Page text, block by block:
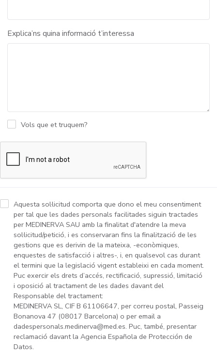
Explica’ns quina informació t’interessa
Vols que et truquem?
Aquesta sol·licitud comporta que dono el meu consentiment
per tal que les dades personals facilitades siguin tractades
per MEDINERVA SAU amb la finalitat d'atendre la meva
sol·licitud/petició, i es conservaran fins la finalització de les
gestions que es derivin de la mateixa, -econòmiques,
enquestes de satisfacció i altres-, i, en qualsevol cas durant
el termini que la legislació vigent estableixi en cada moment.
Puc exercir els drets d’accés, rectificació, supressió, limitació
i oposició al tractament de les dades davant del
Responsable del tractament:
MEDINERVA SL, CIF B 61106647, per correu postal, Passeig
Bonanova 47 (08017 Barcelona) o per email a
dadespersonals.medinerva@med.es. Puc, també, presentar
reclamació davant la Agencia Española de Protección de
Datos.